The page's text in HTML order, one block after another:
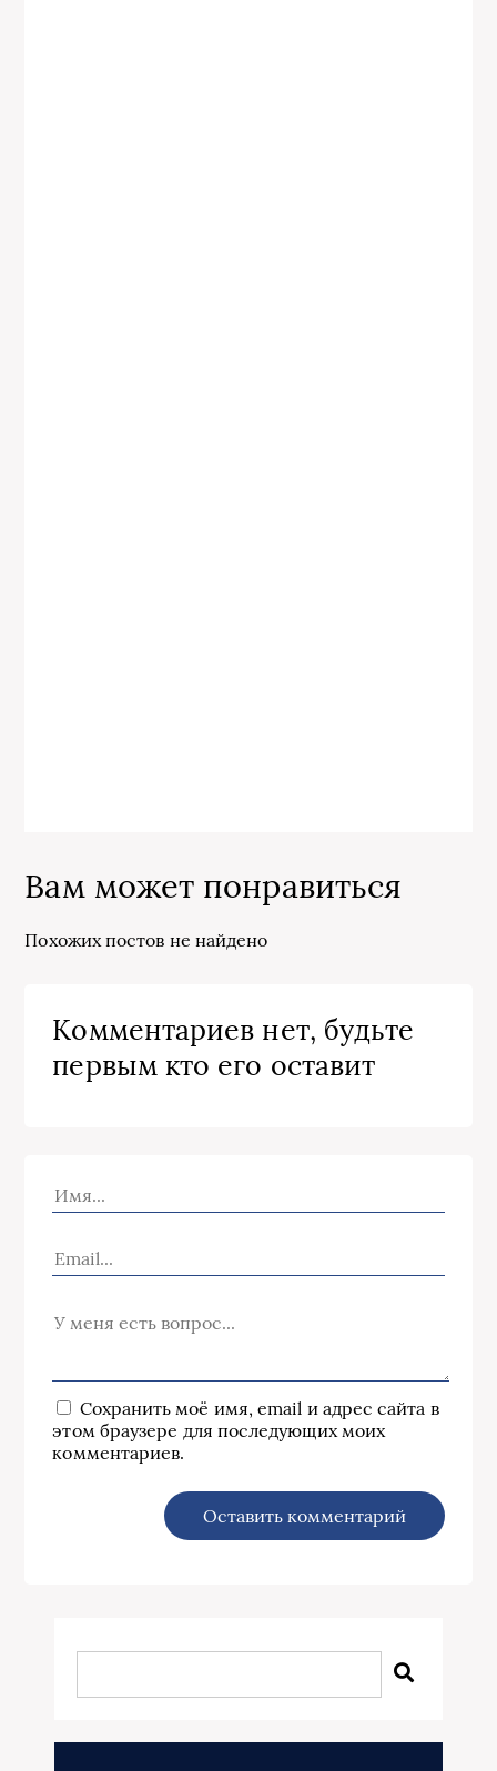
Вам может понравиться
Похожих постов не найдено
Комментариев нет, будьте
первым кто его оставит
Сохранить моё имя, email и адрес сайта в
этом браузере для последующих моих
комментариев.